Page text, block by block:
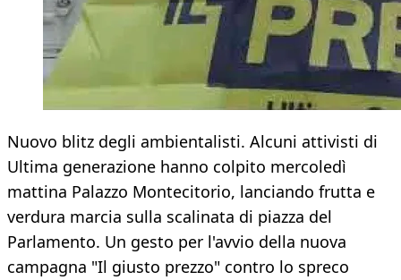
Nuovo blitz degli ambientalisti. Alcuni attivisti di
Ultima generazione hanno colpito mercoledì
mattina Palazzo Montecitorio, lanciando frutta e
verdura marcia sulla scalinata di piazza del
Parlamento. Un gesto per l'avvio della nuova
campagna "Il giusto prezzo" contro lo spreco